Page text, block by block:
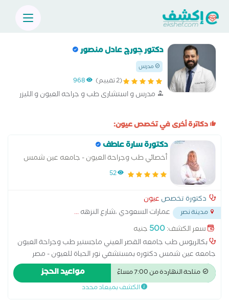
دكتور چورچ عادل منصور
مدرس
(2 تقييم) 968
مدرس و استشارى طب و جراحه العيون و الليزر
دكاترة أخرى في تخصص عيون:
دكتورة سارة عاطف
أخصائي طب وجراحة العيون - جامعه عين شمس
52
دكتورة تخصص عيون
مدينة نصر عمارات السعودي ،شارع النزهه...
سعر الكشف:500 جنيه
بكالريوس طب جامعه القصر العيني ماجستير طب وجراحة العيون
جامعه عين شمس دكتوره بمستشفي نور الحياة للعيون - مصر
الجديدة دكتورة بمستشفي د/عابله الكحلاوي - بالمقطم. دكتوره
بعيادات دار الدواء بالقاهره الجديده.
متاحة النهاردة من 7:00 مساءً مواعيد الحجز
الكشف بميعاد محدد